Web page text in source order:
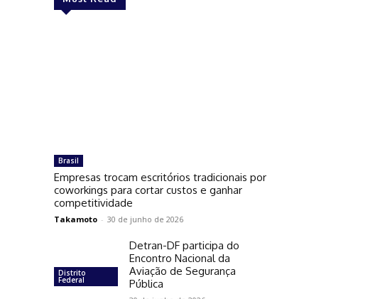
Brasil
Empresas trocam escritórios tradicionais por
coworkings para cortar custos e ganhar
competitividade
Takamoto - 30 de junho de 2026
Distrito
Federal
Detran-DF participa do
Encontro Nacional da
Aviação de Segurança
Pública